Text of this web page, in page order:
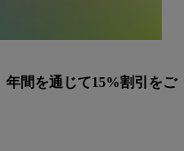
年間を通じて15%割引をご